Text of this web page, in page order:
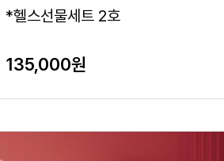
*헬스선물세트 2호
135,000원